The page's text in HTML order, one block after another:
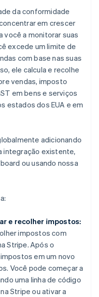
da conformidade
em crescer
você a monitorar suas
excede um limite de
com base nas suas
ele calcula e recolhe
vendas, imposto
em bens e serviços
estados dos EUA e em
adicionando
integração existente,
ou usando nossa
e recolher impostos:
impostos com
Stripe. Após o
em um novo
Você pode começar a
uma linha de código
Stripe ou ativar a